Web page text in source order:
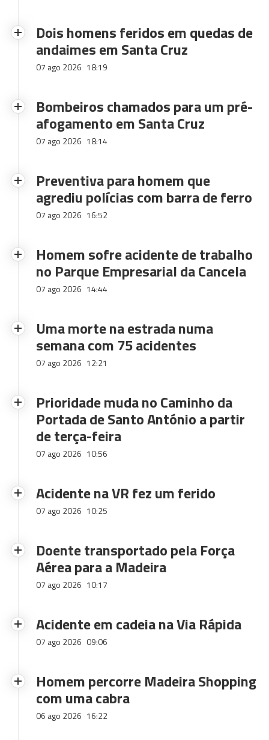
Dois homens feridos em quedas de
andaimes em Santa Cruz
07 ago 2026 18:19
Bombeiros chamados para um pré-
afogamento em Santa Cruz
07 ago 2026 18:14
Preventiva para homem que
agrediu polícias com barra de ferro
07 ago 2026 16:52
Homem sofre acidente de trabalho
no Parque Empresarial da Cancela
07 ago 2026 14:44
Uma morte na estrada numa
semana com 75 acidentes
07 ago 2026 12:21
Prioridade muda no Caminho da
Portada de Santo António a partir
de terça-feira
07 ago 2026 10:56
Acidente na VR fez um ferido
07 ago 2026 10:25
Doente transportado pela Força
Aérea para a Madeira
07 ago 2026 10:17
Acidente em cadeia na Via Rápida
07 ago 2026 09:06
Homem percorre Madeira Shopping
com uma cabra
06 ago 2026 16:22